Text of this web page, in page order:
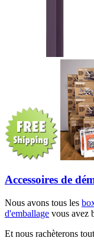
Accessoires de
Nous avons tous les
d'emballage vous avez
Et nous rachèterons